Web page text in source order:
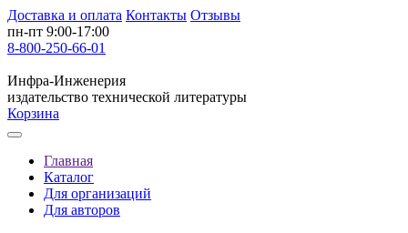
Доставка и оплата Контакты Отзывы
пн-пт 9:00-17:00
8-800-250-66-01
Инфра-Инженерия
издательство технической литературы
Корзина
Главная
Каталог
Для организаций
Для авторов